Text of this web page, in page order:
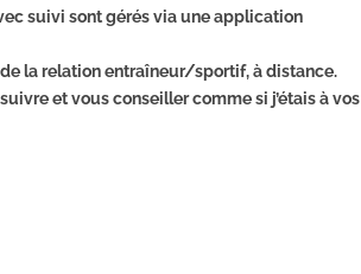
suivi sont gérés via une application
la relation entraîneur/sportif, à distance.
et vous conseiller comme si j’étais à vos